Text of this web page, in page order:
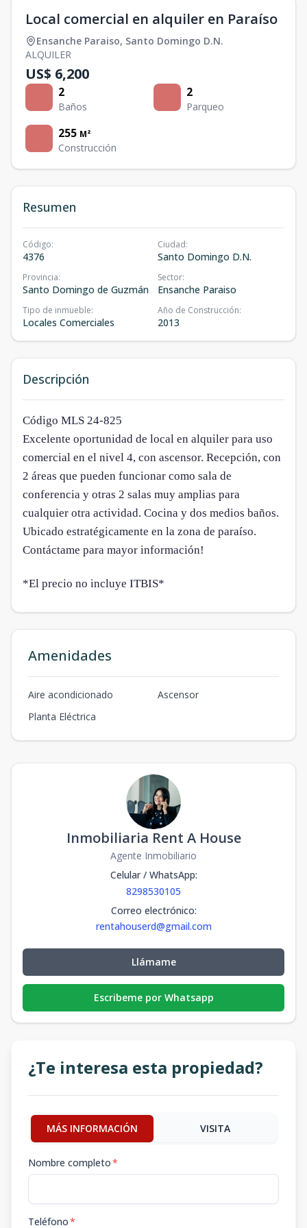
Local comercial en alquiler en Paraíso
Ensanche Paraiso, Santo Domingo D.N.
ALQUILER
US$ 6,200
2
Baños
2
Parqueo
255 M²
Construcción
Resumen
Código:
4376
Ciudad:
Santo Domingo D.N.
Provincia:
Santo Domingo de Guzmán
Sector:
Ensanche Paraiso
Tipo de inmueble:
Locales Comerciales
Año de Construcción:
2013
Descripción
Código MLS 24-825
Excelente oportunidad de local en alquiler para uso
comercial en el nivel 4, con ascensor. Recepción, con
2 áreas que pueden funcionar como sala de
conferencia y otras 2 salas muy amplias para
cualquier otra actividad. Cocina y dos medios baños.
Ubicado estratégicamente en la zona de paraíso.
Contáctame para mayor información!
*El precio no incluye ITBIS*
Amenidades
Aire acondicionado
Ascensor
Planta Eléctrica
Inmobiliaria Rent A House
Agente Inmobiliario
Celular / WhatsApp:
8298530105
Correo electrónico:
rentahouserd@gmail.com
Llámame
Escribeme por Whatsapp
¿Te interesa esta propiedad?
MÁS INFORMACIÓN VISITA
Nombre completo*
Teléfono*